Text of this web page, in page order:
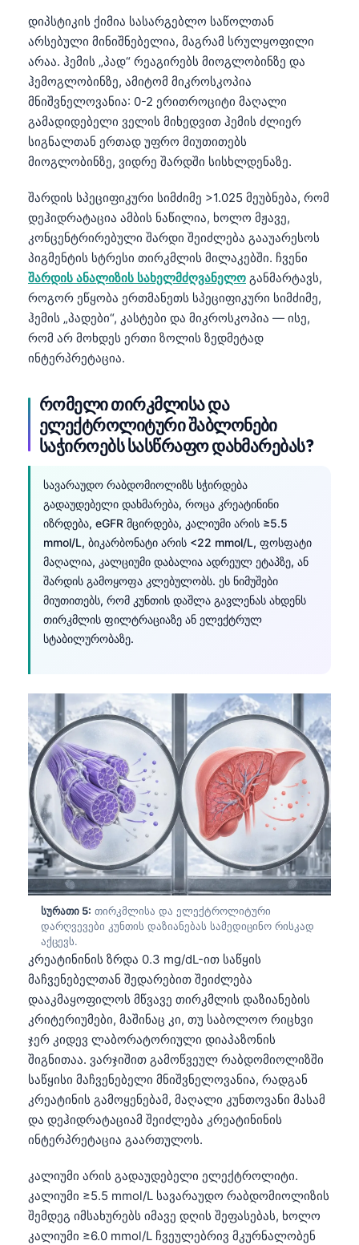
დიპსტიკის ქიმია სასარგებლო საწოლთან
არსებული მინიშნებელია, მაგრამ სრულყოფილი
არაა. ჰემის „პად“ რეაგირებს მიოგლობინზე და
ჰემოგლობინზე, ამიტომ მიკროსკოპია
მნიშვნელოვანია: 0-2 ერითროციტი მაღალი
გამადიდებელი ველის მიხედვით ჰემის ძლიერ
სიგნალთან ერთად უფრო მიუთითებს
მიოგლობინზე, ვიდრე შარდში სისხლდენაზე.
შარდის სპეციფიკური სიმძიმე >1.025 მეუბნება, რომ
დეჰიდრატაცია ამბის ნაწილია, ხოლო მჟავე,
კონცენტრირებული შარდი შეიძლება გააუარესოს
პიგმენტის სტრესი თირკმლის მილაკებში. ჩვენი
შარდის ანალიზის სახელმძღვანელო განმარტავს,
როგორ ეწყობა ერთმანეთს სპეციფიკური სიმძიმე,
ჰემის „პადები“, კასტები და მიკროსკოპია — ისე,
რომ არ მოხდეს ერთი ზოლის ზედმეტად
ინტერპრეტაცია.
რომელი თირკმლისა და
ელექტროლიტური შაბლონები
საჭიროებს სასწრაფო დახმარებას?
სავარაუდო რაბდომიოლიზს სჭირდება
გადაუდებელი დახმარება, როცა კრეატინინი
იზრდება, eGFR მცირდება, კალიუმი არის ≥5.5
mmol/L, ბიკარბონატი არის <22 mmol/L, ფოსფატი
მაღალია, კალციუმი დაბალია ადრეულ ეტაპზე, ან
შარდის გამოყოფა კლებულობს. ეს ნიმუშები
მიუთითებს, რომ კუნთის დაშლა გავლენას ახდენს
თირკმლის ფილტრაციაზე ან ელექტრულ
სტაბილურობაზე.
სურათი 5: თირკმლისა და ელექტროლიტური
დარღვევები კუნთის დაზიანებას სამედიცინო რისკად
აქცევს.
კრეატინინის ზრდა 0.3 mg/dL-ით საწყის
მაჩვენებელთან შედარებით შეიძლება
დააკმაყოფილოს მწვავე თირკმლის დაზიანების
კრიტერიუმები, მაშინაც კი, თუ საბოლოო რიცხვი
ჯერ კიდევ ლაბორატორიული დიაპაზონის
შიგნითაა. ვარჯიშით გამოწვეულ რაბდომიოლიზში
საწყისი მაჩვენებელი მნიშვნელოვანია, რადგან
კრეატინის გამოყენებამ, მაღალი კუნთოვანი მასამ
და დეჰიდრატაციამ შეიძლება კრეატინინის
ინტერპრეტაცია გაართულოს.
კალიუმი არის გადაუდებელი ელექტროლიტი.
კალიუმი ≥5.5 mmol/L სავარაუდო რაბდომიოლიზის
შემდეგ იმსახურებს იმავე დღის შეფასებას, ხოლო
კალიუმი ≥6.0 mmol/L ჩვეულებრივ მკურნალობენ
සිංහල
অসমীয়া
Galego
Македонски јазик
Euskara
Gàidhlig
العربية المغربية
Afrikaans
Монгол
ພາສາລາວ
Basa Jawa
Cebuano
ئۇيغۇرچە
Кыргызча
Татар теле
Беларуская мова
Esperanto
Frysk
Ślōnskŏ gŏdka